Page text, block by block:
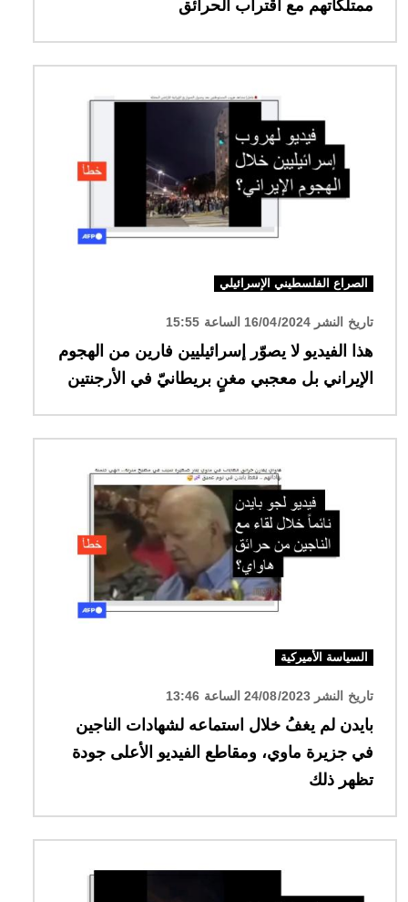
ممتلكاتهم مع اقتراب الحرائق
الصراع الفلسطيني الإسرائيلي
تاريخ النشر 16/04/2024 الساعة 15:55
هذا الفيديو لا يصوّر إسرائيليين فارين من الهجوم
الإيراني بل معجبي مغنٍ بريطانيّ في الأرجنتين
السياسة الأميركية
تاريخ النشر 24/08/2023 الساعة 13:46
بايدن لم يغفُ خلال استماعه لشهادات الناجين
في جزيرة ماوي، ومقاطع الفيديو الأعلى جودة
تظهر ذلك